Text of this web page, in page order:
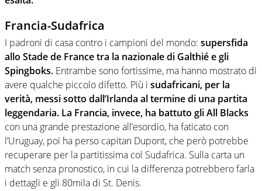
Francia-Sudafrica
I padroni di casa contro i campioni del mondo: supersfida
allo Stade de France tra la nazionale di Galthié e gli
Spingboks. Entrambe sono fortissime, ma hanno mostrato di
avere qualche piccolo difetto. Più i sudafricani, per la
verità, messi sotto dall’Irlanda al termine di una partita
leggendaria. La Francia, invece, ha battuto gli All Blacks
con una grande prestazione all’esordio, ha faticato con
l’Uruguay, poi ha perso capitan Dupont, che però potrebbe
recuperare per la partitissima col Sudafrica. Sulla carta un
match senza pronostico, in cui la differenza potrebbero farla
i dettagli e gli 80mila di St. Denis.